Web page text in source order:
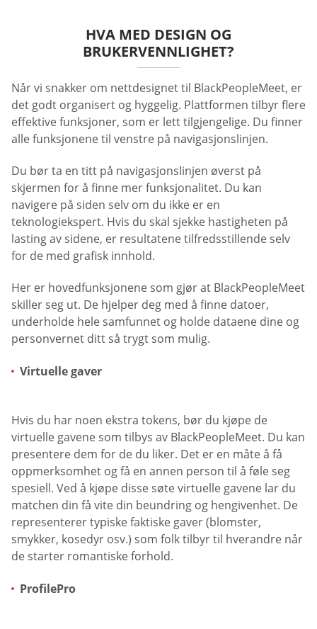
HVA MED DESIGN OG
BRUKERVENNLIGHET?
Når vi snakker om nettdesignet til BlackPeopleMeet, er
det godt organisert og hyggelig. Plattformen tilbyr flere
effektive funksjoner, som er lett tilgjengelige. Du finner
alle funksjonene til venstre på navigasjonslinjen.
Du bør ta en titt på navigasjonslinjen øverst på
skjermen for å finne mer funksjonalitet. Du kan
navigere på siden selv om du ikke er en
teknologiekspert. Hvis du skal sjekke hastigheten på
lasting av sidene, er resultatene tilfredsstillende selv
for de med grafisk innhold.
Her er hovedfunksjonene som gjør at BlackPeopleMeet
skiller seg ut. De hjelper deg med å finne datoer,
underholde hele samfunnet og holde dataene dine og
personvernet ditt så trygt som mulig.
Virtuelle gaver
Hvis du har noen ekstra tokens, bør du kjøpe de
virtuelle gavene som tilbys av BlackPeopleMeet. Du kan
presentere dem for de du liker. Det er en måte å få
oppmerksomhet og få en annen person til å føle seg
spesiell. Ved å kjøpe disse søte virtuelle gavene lar du
matchen din få vite din beundring og hengivenhet. De
representerer typiske faktiske gaver (blomster,
smykker, kosedyr osv.) som folk tilbyr til hverandre når
de starter romantiske forhold.
ProfilePro